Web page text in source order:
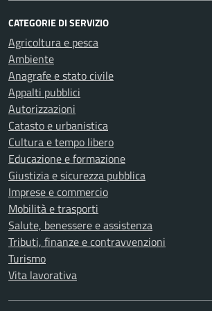
CATEGORIE DI SERVIZIO
Agricoltura e pesca
Ambiente
Anagrafe e stato civile
Appalti pubblici
Autorizzazioni
Catasto e urbanistica
Cultura e tempo libero
Educazione e formazione
Giustizia e sicurezza pubblica
Imprese e commercio
Mobilità e trasporti
Salute, benessere e assistenza
Tributi, finanze e contravvenzioni
Turismo
Vita lavorativa